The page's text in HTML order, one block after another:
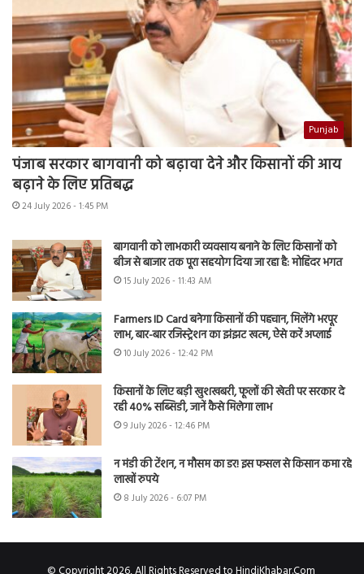
Punjab
पंजाब सरकार बागवानी को बढ़ावा देने और किसानों की आय
बढ़ाने के लिए प्रतिबद्ध
24 July 2026 - 1:45 PM
बागवानी को लाभकारी व्यवसाय बनाने के लिए किसानों को
बीज से बाजार तक पूरा सहयोग दिया जा रहा है: मोहिंदर भगत
15 July 2026 - 11:43 AM
Farmers ID Card बनेगा किसानों की पहचान, मिलेंगे भरपूर
लाभ, बार-बार रजिस्ट्रेशन का झंझट खत्म, ऐसे करें अप्लाई
10 July 2026 - 12:42 PM
किसानों के लिए बड़ी खुशखबरी, फूलों की खेती पर सरकार दे
रही 40% सब्सिडी, जानें कैसे मिलेगा लाभ
9 July 2026 - 12:46 PM
न मंडी की टेंशन, न मौसम का डर! इस फसल से किसान कमा रहे
लाखों रुपये
8 July 2026 - 6:07 PM